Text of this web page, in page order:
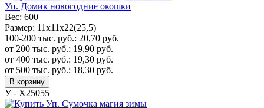
Уп. Домик новогодние окошки
Вес: 600
Размер: 11х11х22(25,5)
100-200 тыс. руб.: 20,70 руб.
от 200 тыс. руб.: 19,90 руб.
от 400 тыс. руб.: 19,30 руб.
от 500 тыс. руб.: 18,30 руб.
В корзину
У - Х25055